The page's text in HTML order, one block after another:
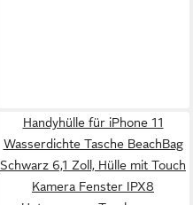
Handyhülle für iPhone 11
Wasserdichte Tasche BeachBag
Schwarz 6,1 Zoll, Hülle mit Touch
Kamera Fenster IPX8